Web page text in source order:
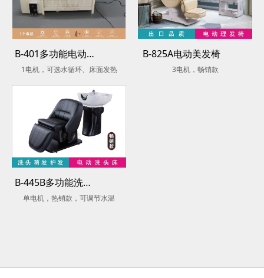
B-401多功能电动洗头床
1电机，可选水循环、床面发热
B-825A电动美发椅
3电机，畅销款
B-445B多功能洗头床
单电机，热销款，可调节水温